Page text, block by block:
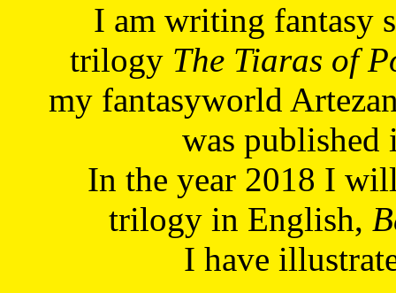
I am writing fantasy
trilogy The Tiaras of
my fantasyworld
was published
In the year 2018 I
trilogy in English,
I have